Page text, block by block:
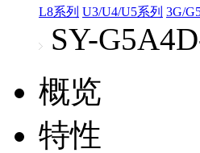
L8系列 U3/U4/U5系列 3G/
SY-
概览
特性